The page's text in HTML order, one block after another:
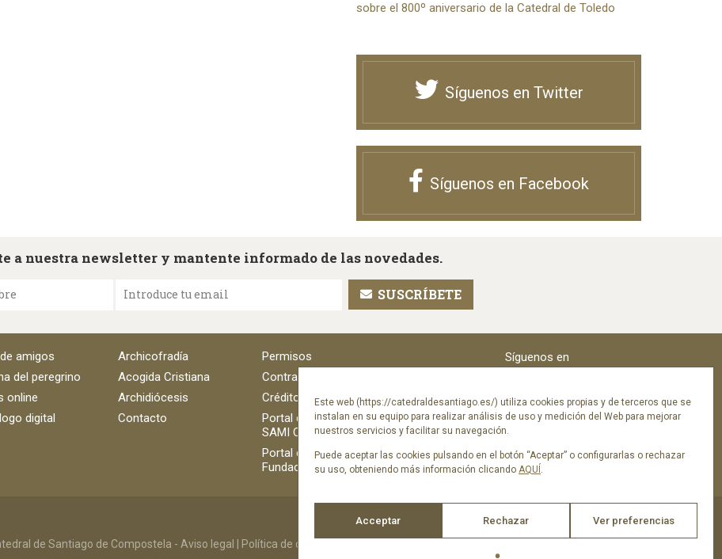
Este web (https://catedraldesantiago.es/) utiliza cookies propias y de terceros que se
instalan en su equipo para realizar análisis de uso y medición del Web para mejorar
nuestros servicios y facilitar su navegación.
Puede aceptar las cookies pulsando en el botón “Aceptar” o configurarlas o rechazar
su uso, obteniendo más información clicando AQUÍ.
Acceptar Rechazar Ver preferencias
sobre el 800º aniversario de la Catedral de Toledo
Síguenos en Twitter
Síguenos en Facebook
a nuestra newsletter y mantente informado de las novedades.
Introduce tu email
amigos Archicofradía
Permisos
del peregrino
Acogida Cristiana
Contratación
online
Archidiócesis
Créditos
digital
Contacto
Portal del empleado
SAMI Catedral
Portal del empleado
Fundación Catedral
Síguenos en
de Santiago de Compostela - Aviso legal | Política de cookies